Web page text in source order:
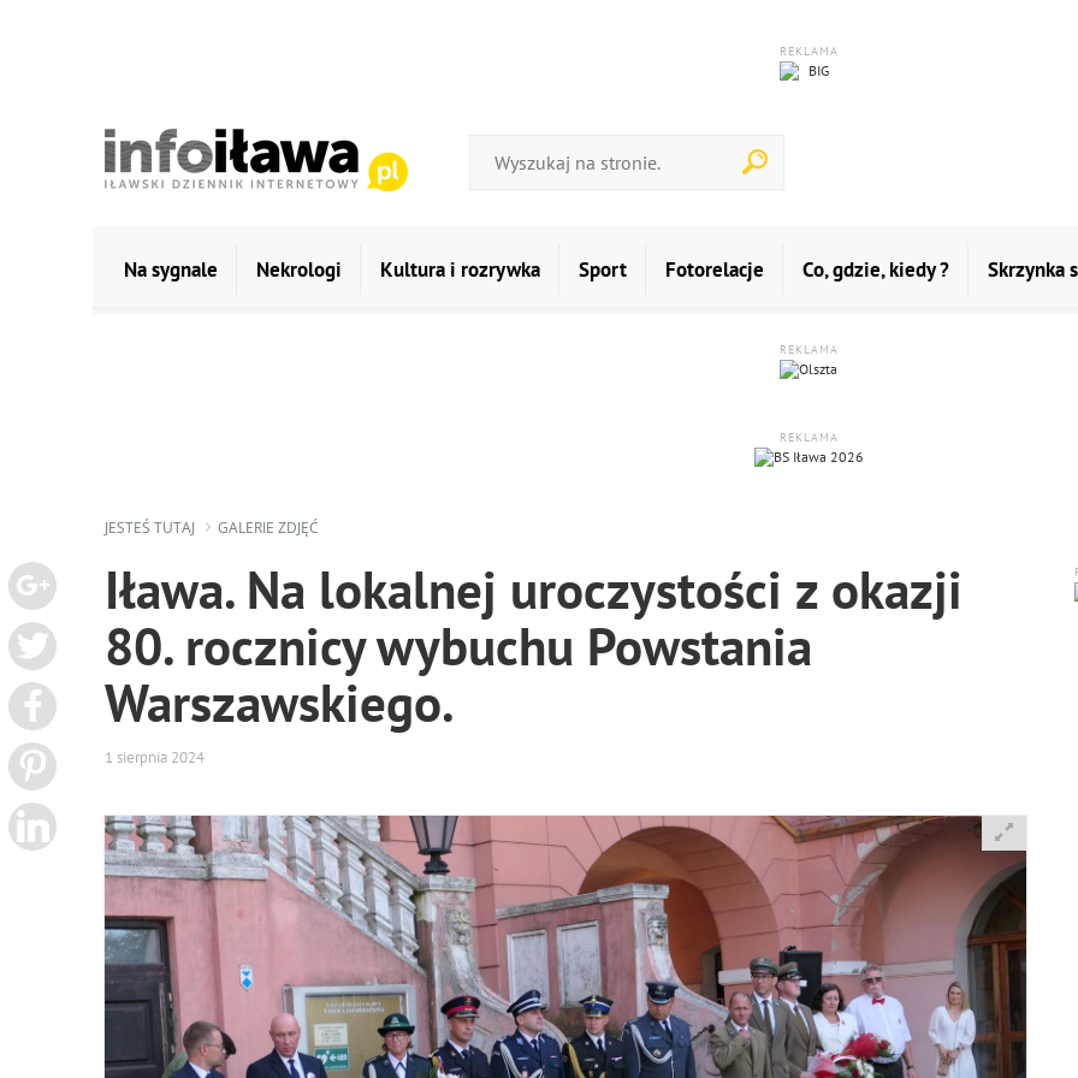
REKLAMA
Na sygnale Nekrologi Kultura i rozrywka Sport Fotorelacje Co, gdzie, kiedy ? Skrzynka
REKLAMA
REKLAMA
JESTEŚ TUTAJ GALERIE ZDJĘĆ
Iława. Na lokalnej uroczystości z okazji
80. rocznicy wybuchu Powstania
Warszawskiego.
1 sierpnia 2024